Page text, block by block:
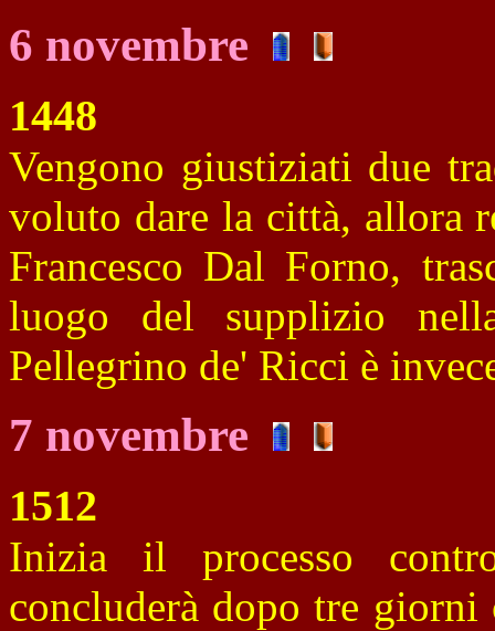
6 novembre
1448
Vengono giustiziati due
voluto dare la città, allora
Francesco Dal Forno,
luogo del supplizio
Pellegrino de' Ricci è
7 novembre
1512
Inizia il processo
concluderà dopo tre